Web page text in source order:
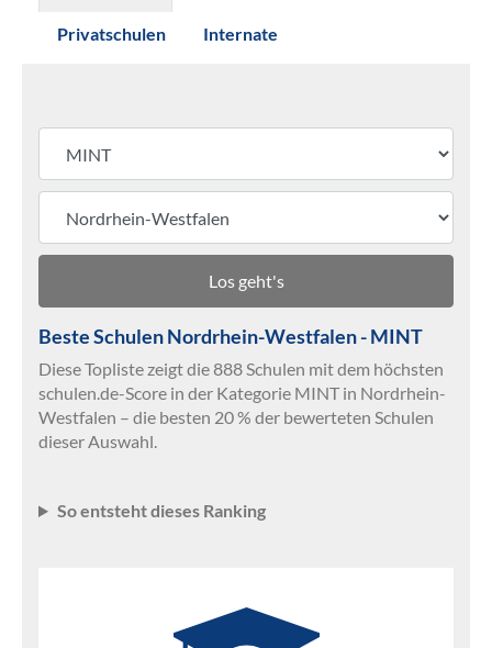
Privatschulen Internate
Los geht's
Beste Schulen Nordrhein-Westfalen - MINT
Diese Topliste zeigt die 888 Schulen mit dem höchsten
schulen.de-Score in der Kategorie MINT in Nordrhein-
Westfalen – die besten 20 % der bewerteten Schulen
dieser Auswahl.
So entsteht dieses Ranking